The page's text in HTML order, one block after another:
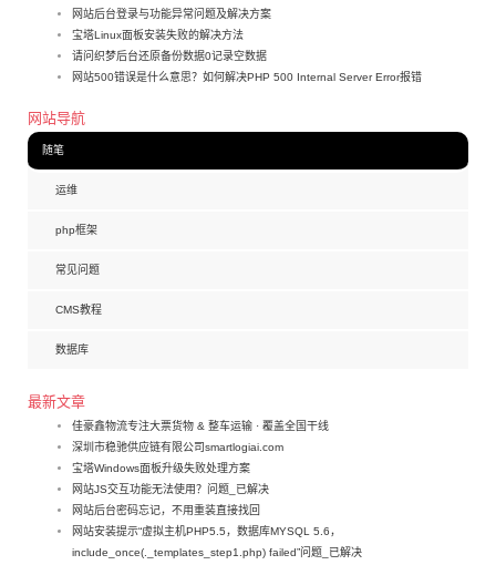
网站后台登录与功能异常问题及解决方案
宝塔Linux面板安装失败的解决方法
请问织梦后台还原备份数据0记录空数据
网站500错误是什么意思？如何解决PHP 500 Internal Server Error报错
网站导航
随笔
运维
php框架
常见问题
CMS教程
数据库
最新文章
佳豪鑫物流专注大票货物 & 整车运输 · 覆盖全国干线
深圳市稳驰供应链有限公司smartlogiai.com
宝塔Windows面板升级失败处理方案
网站JS交互功能无法使用？问题_已解决
网站后台密码忘记，不用重装直接找回
网站安装提示“虚拟主机PHP5.5，数据库MYSQL 5.6，
include_once(._templates_step1.php) failed”问题_已解决